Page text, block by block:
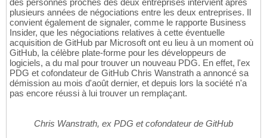
des personnes proches des deux entreprises intervient après
plusieurs années de négociations entre les deux entreprises. Il
convient également de signaler, comme le rapporte Business
Insider, que les négociations relatives à cette éventuelle
acquisition de GitHub par Microsoft ont eu lieu à un moment où
GitHub, la célèbre plate-forme pour les développeurs de
logiciels, a du mal pour trouver un nouveau PDG. En effet, l'ex
PDG et cofondateur de GitHub Chris Wanstrath a annoncé sa
démission au mois d'août dernier, et depuis lors la société n'a
pas encore réussi à lui trouver un remplaçant.
Chris Wanstrath, ex PDG et cofondateur de GitHub